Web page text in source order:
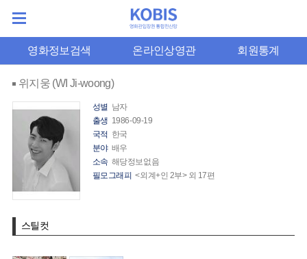
영화정보검색 온라인상영관 회원통계
위지웅 (WI Ji-woong)
성별 남자
출생 1986-09-19
국적 한국
분야 배우
소속 해당정보없음
필모그래피 <외계+인 2부> 외 17편
스틸컷